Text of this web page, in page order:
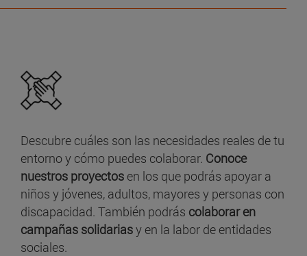
Descubre cuáles son las necesidades reales de tu
entorno y cómo puedes colaborar. Conoce
nuestros proyectos en los que podrás apoyar a
niños y jóvenes, adultos, mayores y personas con
discapacidad. También podrás colaborar en
campañas solidariasy en la labor de entidades
sociales.